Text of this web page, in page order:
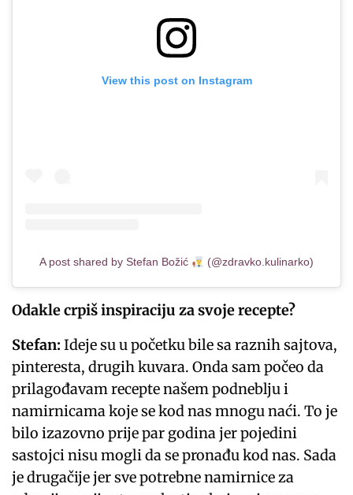
View this post on Instagram
A post shared by Stefan Božić (@zdravko.kulinarko)
Odakle crpiš inspiraciju za svoje recepte?
Stefan: Ideje su u početku bile sa raznih sajtova,
pinteresta, drugih kuvara. Onda sam počeo da
prilagođavam recepte našem podneblju i
namirnicama koje se kod nas mnogu naći. To je
bilo izazovno prije par godina jer pojedini
sastojci nisu mogli da se pronađu kod nas. Sada
je drugačije jer sve potrebne namirnice za